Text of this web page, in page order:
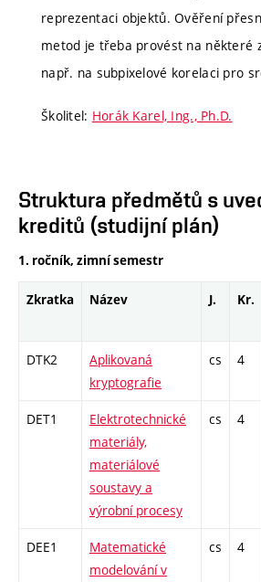
reprezentaci objektů. Ověření
metod je třeba provést na některé
např. na subpixelové korelaci pro
Školitel: Horák Karel, Ing., Ph.D.
Struktura předmětů s
kreditů (studijní plán)
1. ročník, zimní semestr
Zkratka Název J. Kr.
DTK2
Aplikovaná
kryptografie
cs 4
DET1
Elektrotechnické
materiály,
materiálové
soustavy a
výrobní procesy
cs 4
DEE1
Matematické
modelování v
cs 4